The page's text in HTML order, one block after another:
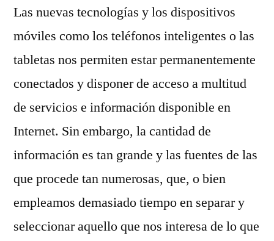
Las nuevas tecnologías y los dispositivos
móviles como los teléfonos inteligentes o las
tabletas nos permiten estar permanentemente
conectados y disponer de acceso a multitud
de servicios e información disponible en
Internet. Sin embargo, la cantidad de
información es tan grande y las fuentes de las
que procede tan numerosas, que, o bien
empleamos demasiado tiempo en separar y
seleccionar aquello que nos interesa de lo que